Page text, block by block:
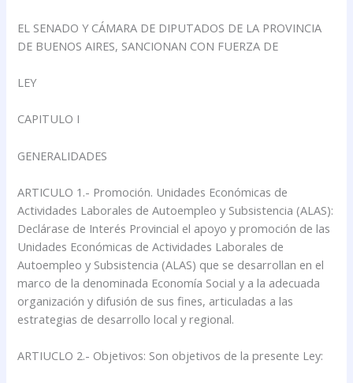
EL SENADO Y CÁMARA DE DIPUTADOS DE LA PROVINCIA
DE BUENOS AIRES, SANCIONAN CON FUERZA DE
LEY
CAPITULO I
GENERALIDADES
ARTICULO 1.- Promoción. Unidades Económicas de
Actividades Laborales de Autoempleo y Subsistencia (ALAS):
Declárase de Interés Provincial el apoyo y promoción de las
Unidades Económicas de Actividades Laborales de
Autoempleo y Subsistencia (ALAS) que se desarrollan en el
marco de la denominada Economía Social y a la adecuada
organización y difusión de sus fines, articuladas a las
estrategias de desarrollo local y regional.
ARTIUCLO 2.- Objetivos: Son objetivos de la presente Ley: